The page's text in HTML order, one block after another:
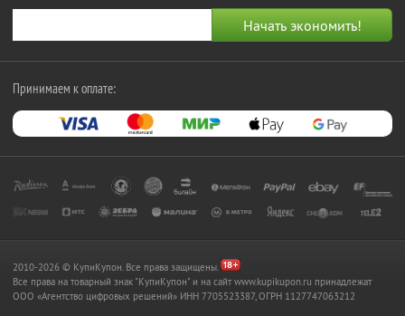
Принимаем к оплате:
2010-2026 © КупиКупон. Все права защищены.
Все права на товарный знак "КупиКупон" и на сайт www.kupikupon.ru принадлежат
OOO «Агентство цифровых решений» ИНН 7705523387, ОГРН 1127747063212